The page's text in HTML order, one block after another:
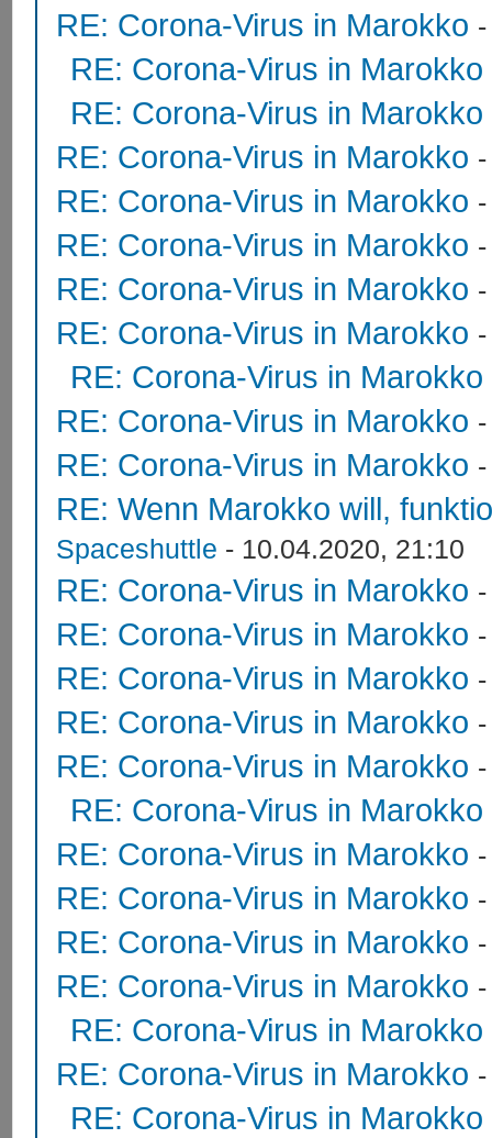
RE: Corona-Virus in Marokko
RE: Corona-Virus in Marokko
RE: Corona-Virus in Marokko
RE: Corona-Virus in Marokko
RE: Corona-Virus in Marokko
RE: Corona-Virus in Marokko
RE: Corona-Virus in Marokko
RE: Corona-Virus in Marokko
RE: Corona-Virus in Marokko
RE: Corona-Virus in Marokko
RE: Corona-Virus in Marokko
RE: Wenn Marokko will,
Spaceshuttle - 10.04.2020, 21:10
RE: Corona-Virus in Marokko
RE: Corona-Virus in Marokko
RE: Corona-Virus in Marokko
RE: Corona-Virus in Marokko
RE: Corona-Virus in Marokko
RE: Corona-Virus in Marokko
RE: Corona-Virus in Marokko
RE: Corona-Virus in Marokko
RE: Corona-Virus in Marokko
RE: Corona-Virus in Marokko
RE: Corona-Virus in Marokko
RE: Corona-Virus in Marokko
RE: Corona-Virus in Marokko